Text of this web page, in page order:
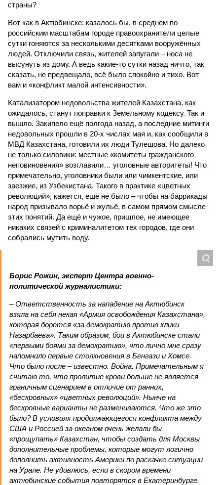
страны?
Вот как в Актюбинске: казалось бы, в среднем по
российским масштабам городе правоохранители целые
сутки гоняются за несколькими десятками вооружённых
людей. Отключили связь, жителей запугали – носа не
высунуть из дому. А ведь какие-то сутки назад ничто, так
сказать, не предвещало, всё было спокойно и тихо. Вот
вам и «конфликт малой интенсивности».
Катализатором недовольства жителей Казахстана, как
ожидалось, станут поправки к Земельному кодексу. Так и
вышло. Закипело ещё полгода назад, а последние митинги
недовольных прошли в 20-х числах мая и, как сообщили в
МВД Казахстана, готовили их люди Тулешова. Но далеко
не только силовики: местные «комитеты гражданского
неповиновения» возглавили… уголовные авторитеты! Что
примечательно, уголовники были или чимкентские, или
заезжие, из Узбекистана. Такого в практике «цветных
революций», кажется, ещё не было – чтобы на баррикады
народ призывало ворьё и жульё, в самом прямом смысле
этих понятий. Да ещё и чужое, пришлое, не имеющее
никаких связей с криминалитетом тех городов, где они
собрались мутить воду.
Борис Рожин, эксперт Центра военно-
политической журналистики:
– Ответственность за нападение на Актюбинск
взяла на себя некая «Армия освобождения Казахстана»,
которая борется «за демократию против клики
Назарбаева». Таким образом, бои в Актюбинске стали
«первыми боями за демократию», что лично мне сразу
напомнило первые столкновения в Бенгази и Хомсе.
Что было после – известно. Война. Примечательным я
считаю то, что пролитие крови больше не является
граничным сценарием в отличие от ранних,
«бескровных» «цветных революций». Нынче на
бескровные варианты не размениваются. Что же это
было? В условиях продолжающегося конфликта между
США и Россией за океаном очень желали бы
«прощупать» Казахстан, чтобы создать для Москвы
дополнительные проблемы, которые могут логично
дополнить активность Америки по раскачке ситуации
на Урале. Не удивлюсь, если в скором времени
актюбинские события повторятся в Екатеринбурге.